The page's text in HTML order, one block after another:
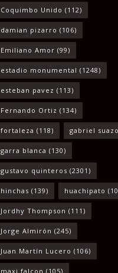
Coquimbo Unido (112)
damian pizarro (106)
Emiliano Amor (99)
estadio monumental (1248)
esteban pavez (113)
Fernando Ortiz (134)
fortaleza (118) gabriel suazo
garra blanca (130)
gustavo quinteros (2301)
hinchas (139) huachipato
Jordhy Thompson (111)
Jorge Almirón (245)
Juan Martín Lucero (106)
maxi falcon (105)